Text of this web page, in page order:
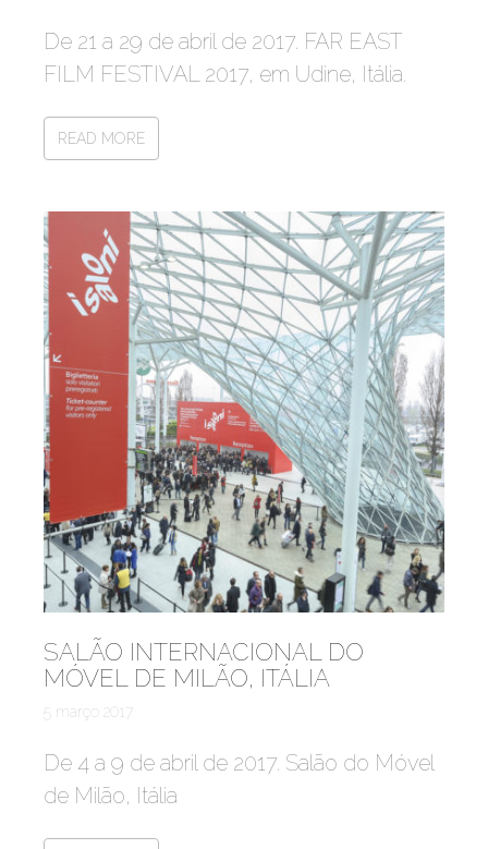
De 21 a 29 de abril de 2017. FAR EAST
FILM FESTIVAL 2017, em Udine, Itália.
READ MORE
SALÃO INTERNACIONAL DO
MÓVEL DE MILÃO, ITÁLIA
5 março 2017
De 4 a 9 de abril de 2017. Salão do Móvel
de Milão, Itália